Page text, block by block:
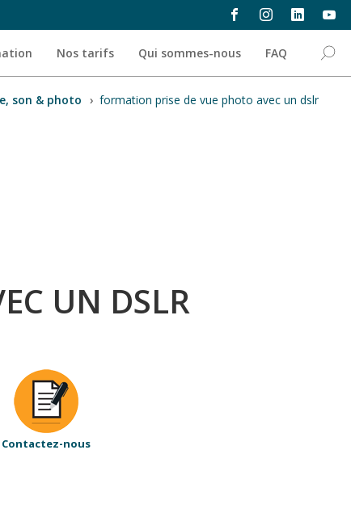
Nos tarifs Qui sommes-nous FAQ
son & photo › formation prise de vue photo avec un dslr
UN DSLR
Contactez-nous